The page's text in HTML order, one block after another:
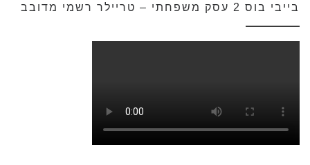
בייבי בוס 2 עסק משפחתי – טריילר רשמי מדובב